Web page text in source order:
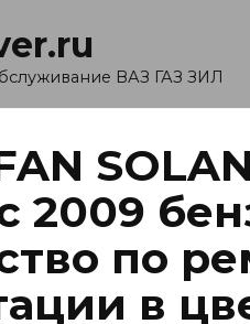
ВАЗ ГАЗ ЗИЛ
2009
по
в